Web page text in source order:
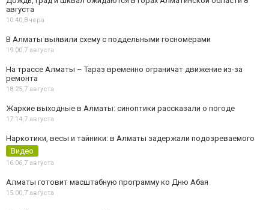
августа
10:40,Вчера
В Алматы выявили схему с поддельными госномерами
19:00,7 августа
На трассе Алматы – Тараз временно ограничат движение из-за
ремонта
18:25,7 августа
Жаркие выходные в Алматы: синоптики рассказали о погоде
17:14,7 августа
Наркотики, весы и тайники: в Алматы задержали подозреваемого
Видео
16:06,7 августа
Алматы готовит масштабную программу ко Дню Абая
15:00,7 августа